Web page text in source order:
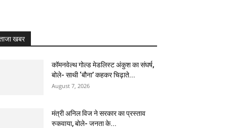
खबर
कॉमनवेल्थ गोल्ड मेडलिस्ट अंकुश का संघर्ष,
बोले- साथी ‘बौना’ कहकर चिढ़ाते...
August 7, 2026
मंत्री अनिल विज ने सरकार का प्रस्ताव
रुकवाया, बोले- जनता के...